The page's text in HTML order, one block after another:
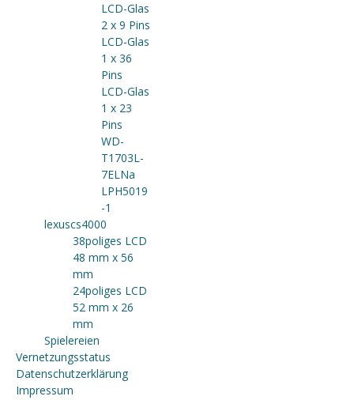
LCD-Glas
2 x 9 Pins
LCD-Glas
1 x 36
Pins
LCD-Glas
1 x 23
Pins
WD-
T1703L-
7ELNa
LPH5019
-1
lexuscs4000
38poliges LCD
48 mm x 56
mm
24poliges LCD
52 mm x 26
mm
Spielereien
Vernetzungsstatus
Datenschutzerklärung
Impressum